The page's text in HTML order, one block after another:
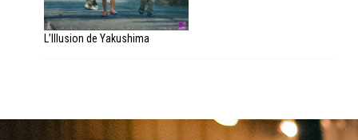
L’Illusion de Yakushima